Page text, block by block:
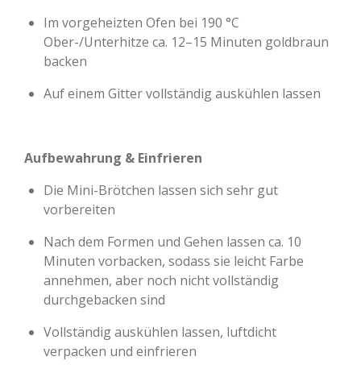
Im vorgeheizten Ofen bei 190 °C
Ober-/Unterhitze ca. 12–15 Minuten goldbraun
backen
Auf einem Gitter vollständig auskühlen lassen
Aufbewahrung & Einfrieren
Die Mini-Brötchen lassen sich sehr gut
vorbereiten
Nach dem Formen und Gehen lassen ca. 10
Minuten vorbacken, sodass sie leicht Farbe
annehmen, aber noch nicht vollständig
durchgebacken sind
Vollständig auskühlen lassen, luftdicht
verpacken und einfrieren